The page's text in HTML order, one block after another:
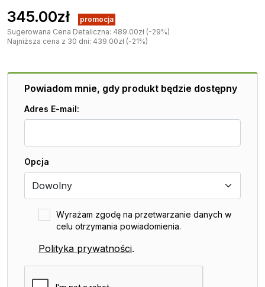
345.00zł
promocja
Sugerowana Cena Detaliczna: 489.00zł (-29%)
Najniższa cena z 30 dni: 439.00zł (-21%)
Powiadom mnie, gdy produkt będzie dostępny
Adres E-mail:
Opcja
Wyrażam zgodę na przetwarzanie danych w
celu otrzymania powiadomienia.
Polityka prywatności.